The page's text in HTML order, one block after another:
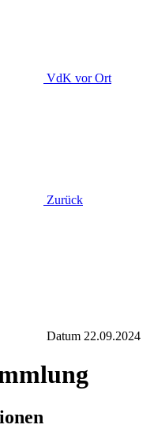
VdK vor Ort
Zurück
Datum 22.09.2024